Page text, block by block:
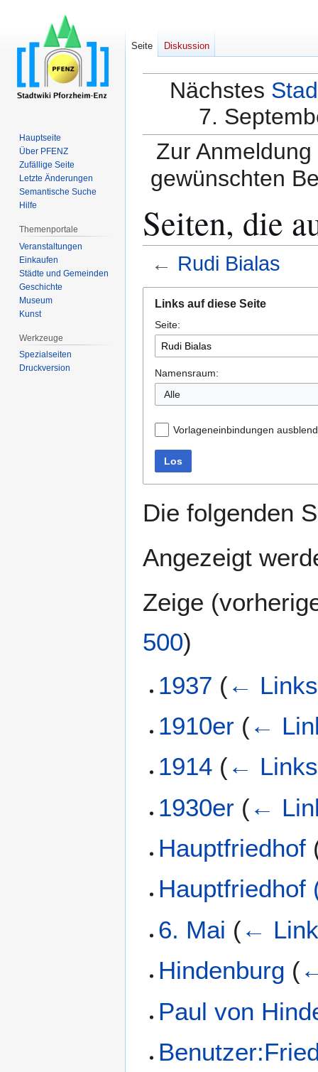
Nächstes
7.
Zur
gewünschten
Seiten, die
← Rudi Bialas
Navigation
springen
Suche
springen
Links auf diese Seite
Seite:
Namensraum:
Alle
Vorlageneinbindungen
Los
Die folgenden
Angezeigt
Zeige (
500)
1937 (← Links
1910er (←
1914 (← Links
1930er (←
Hauptfriedhof
Hauptfriedhof
6. Mai (←
Hindenburg (
Paul von
Seite Diskussion
Hauptseite
Über PFENZ
Zufällige Seite
Letzte Änderungen
Semantische Suche
Hilfe
Themenportale
Veranstaltungen
Einkaufen
Städte und Gemeinden
Geschichte
Museum
Kunst
Werkzeuge
Spezialseiten
Druckversion